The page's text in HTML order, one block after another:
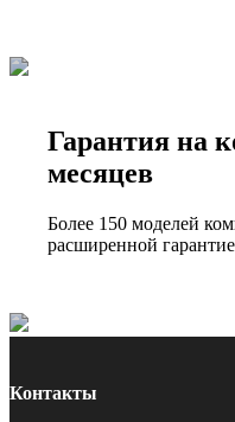
Гарантия на
месяцев
Более 150 моделей
расширенной
Контакты